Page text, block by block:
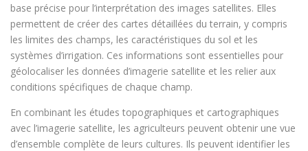
base précise pour l’interprétation des images satellites. Elles
permettent de créer des cartes détaillées du terrain, y compris
les limites des champs, les caractéristiques du sol et les
systèmes d’irrigation. Ces informations sont essentielles pour
géolocaliser les données d’imagerie satellite et les relier aux
conditions spécifiques de chaque champ.
En combinant les études topographiques et cartographiques
avec l’imagerie satellite, les agriculteurs peuvent obtenir une vue
d’ensemble complète de leurs cultures. Ils peuvent identifier les